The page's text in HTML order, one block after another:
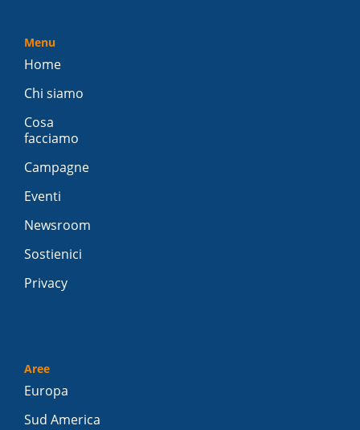
Menu
Home
Chi siamo
Cosa
facciamo
Campagne
Eventi
Newsroom
Sostienici
Privacy
Aree
Europa
Sud America